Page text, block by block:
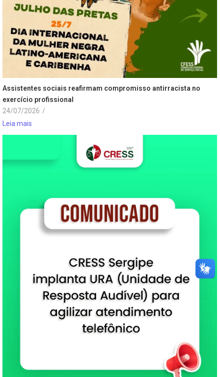
Assistentes sociais reafirmam compromisso antirracista no
exercício profissional
24/07/2026 /
Leia mais